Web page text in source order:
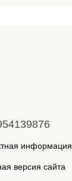
информация
версия сайта